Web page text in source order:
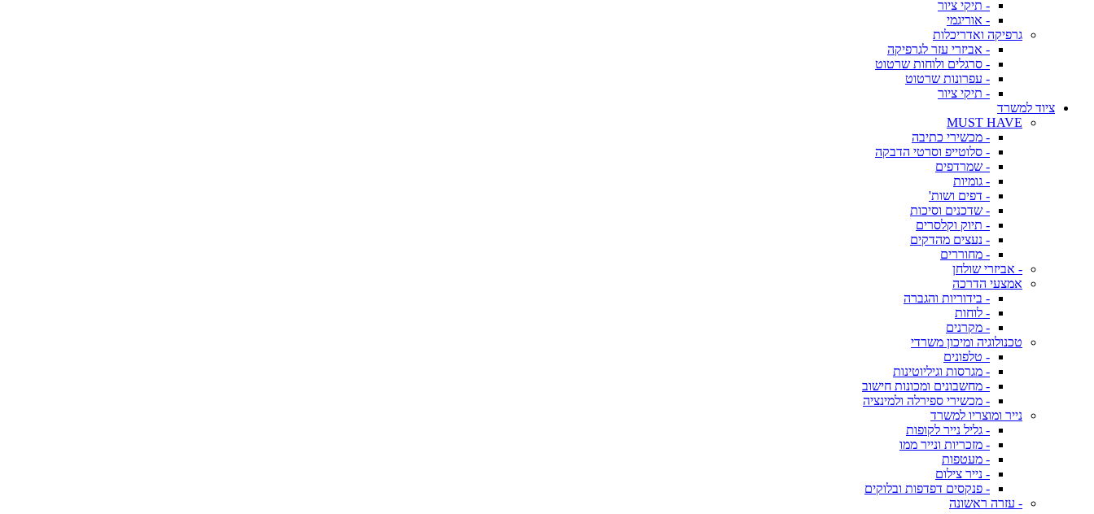
- תיקי ציור
- אוריגמי
גרפיקה ואדריכלות
- אביזרי עזר לגרפיקה
- סרגלים ולוחות שרטוט
- עפרונות שרטוט
- תיקי ציור
ציוד למשרד
MUST HAVE
- מכשירי כתיבה
- סלוטייפ וסרטי הדבקה
- שמרדפים
- גומיות
- דפים ושות'
- שדכנים וסיכות
- תיוק וקלסרים
- נעצים מהדקים
- מחוררים
- אביזרי שולחן
אמצעי הדרכה
- בידוריות והגברה
- לוחות
- מקרנים
טכנולוגיה ומיכון משרדי
- טלפונים
- מגרסות וגיליוטינות
- מחשבונים ומכונות חישוב
- מכשירי ספירלה ולמינציה
נייר ומוצריו למשרד
- גליל נייר לקופות
- מזכריות ונייר ממו
- מעטפות
- נייר צילום
- פנקסים דפדפות ובלוקים
- עזרה ראשונה